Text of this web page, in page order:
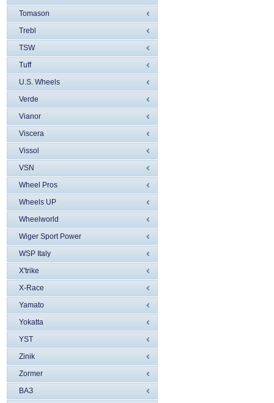
Tomason
Trebl
TSW
Tuff
U.S. Wheels
Verde
Vianor
Viscera
Vissol
VSN
Wheel Pros
Wheels UP
Wheelworld
Wiger Sport Power
WSP Italy
X'trike
X-Race
Yamato
Yokatta
YST
Zinik
Zormer
ВАЗ